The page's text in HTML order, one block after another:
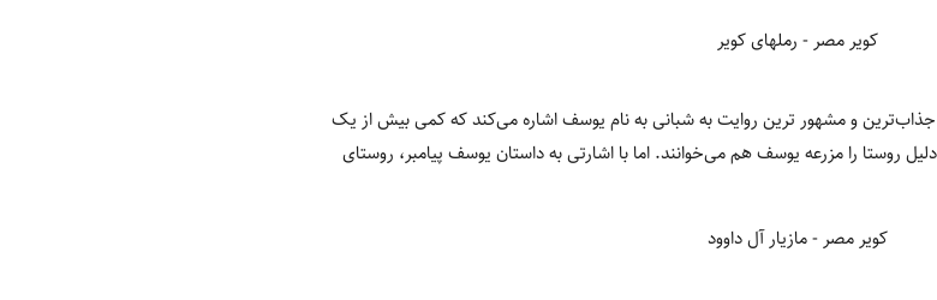
جذاب‌ترین و مشهور ترین روایت به شبانی به نام یوسف اشاره می‌کند که کمی بیش از یک
روستا را مزرعه یوسف هم می‌خوانند. اما با اشارتی به داستان یوسف پیامبر، روستای